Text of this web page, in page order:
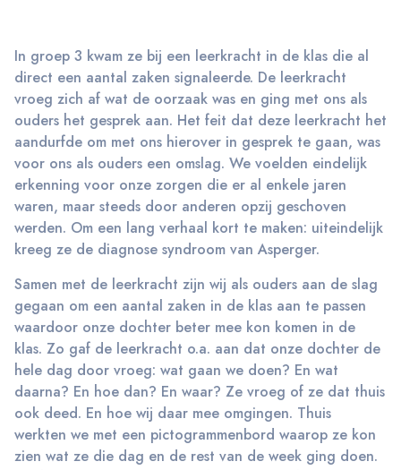
In groep 3 kwam ze bij een leerkracht in de klas die al
direct een aantal zaken signaleerde. De leerkracht
vroeg zich af wat de oorzaak was en ging met ons als
ouders het gesprek aan. Het feit dat deze leerkracht het
aandurfde om met ons hierover in gesprek te gaan, was
voor ons als ouders een omslag. We voelden eindelijk
erkenning voor onze zorgen die er al enkele jaren
waren, maar steeds door anderen opzij geschoven
werden. Om een lang verhaal kort te maken: uiteindelijk
kreeg ze de diagnose syndroom van Asperger.
Samen met de leerkracht zijn wij als ouders aan de slag
gegaan om een aantal zaken in de klas aan te passen
waardoor onze dochter beter mee kon komen in de
klas. Zo gaf de leerkracht o.a. aan dat onze dochter de
hele dag door vroeg: wat gaan we doen? En wat
daarna? En hoe dan? En waar? Ze vroeg of ze dat thuis
ook deed. En hoe wij daar mee omgingen. Thuis
werkten we met een pictogrammenbord waarop ze kon
zien wat ze die dag en de rest van de week ging doen.